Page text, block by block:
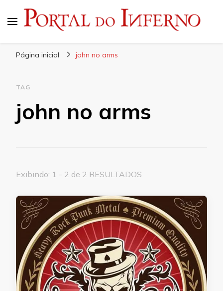
Página inicial john no arms
TAG
john no arms
Exibindo: 1 - 2 de 2 RESULTADOS